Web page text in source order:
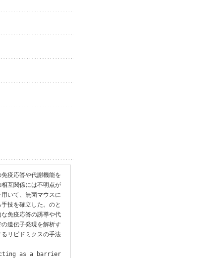
疫応答や代謝機能を
互関係には不明点が
いて、無菌マウスに
技を確立した。のと
免疫応答の誘導や代
遺伝子発現を解析す
リピドミクスの手法
as a barrier